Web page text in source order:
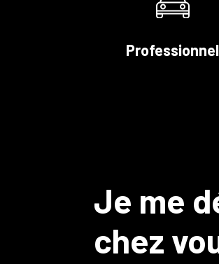
Professionnel
Je me
chez